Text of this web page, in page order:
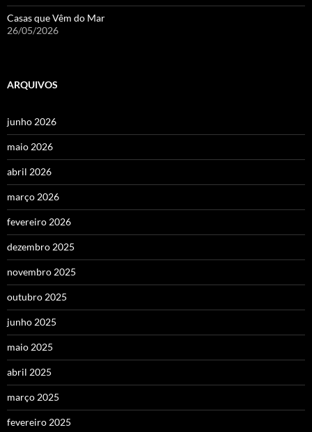
Casas que Vêm do Mar
26/05/2026
ARQUIVOS
junho 2026
maio 2026
abril 2026
março 2026
fevereiro 2026
dezembro 2025
novembro 2025
outubro 2025
junho 2025
maio 2025
abril 2025
março 2025
fevereiro 2025